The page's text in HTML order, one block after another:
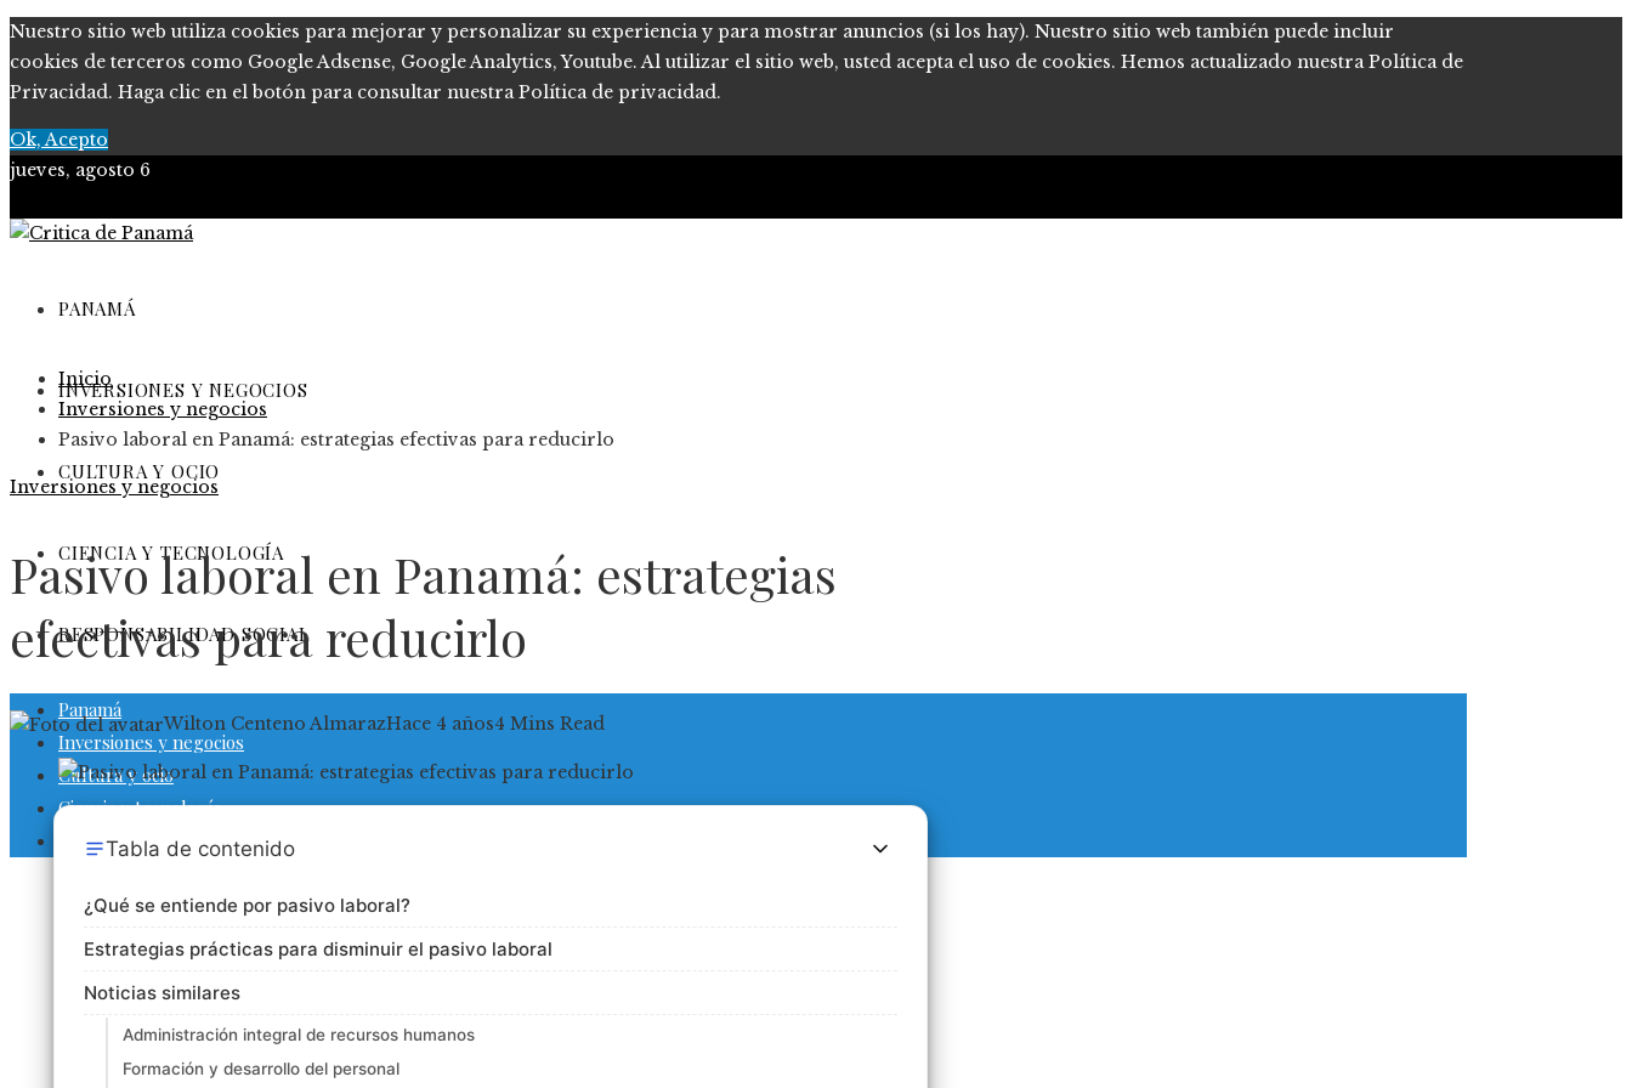
Nuestro sitio web utiliza cookies para mejorar y personalizar su experiencia y para mostrar anuncios (si los hay). Nuestro sitio web también puede incluir
cookies de terceros como Google Adsense, Google Analytics, Youtube. Al utilizar el sitio web, usted acepta el uso de cookies. Hemos actualizado nuestra Política de
Privacidad. Haga clic en el botón para consultar nuestra Política de privacidad.
Ok, Acepto
jueves, agosto 6
PANAMÁ
INVERSIONES Y NEGOCIOS
CULTURA Y OCIO
CIENCIA Y TECNOLOGÍA
RESPONSABILIDAD SOCIAL
Panamá
Inversiones y negocios
Cultura y ocio
Ciencia y tecnología
Responsabilidad social
Inicio
Inversiones y negocios
Pasivo laboral en Panamá: estrategias efectivas para reducirlo
Inversiones y negocios
Pasivo laboral en Panamá: estrategias
efectivas para reducirlo
Wilton Centeno AlmarazHace 4 años4 Mins Read
Tabla de contenido
¿Qué se entiende por pasivo laboral?
Estrategias prácticas para disminuir el pasivo laboral
Noticias similares
Administración integral de recursos humanos
Formación y desarrollo del personal